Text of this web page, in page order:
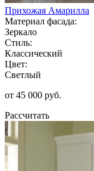
Прихожая Амарилла
Материал фасада:
Зеркало
Стиль:
Классический
Цвет:
Светлый
от 45 000 руб.
Рассчитать